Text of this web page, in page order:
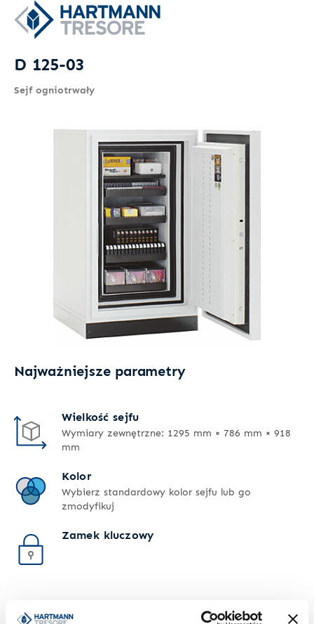
D 125-03
Sejf ogniotrwały
Najważniejsze parametry
Wielkość sejfu
Wymiary zewnętrzne: 1295 mm × 786 mm × 918
mm
Kolor
Wybierz standardowy kolor sejfu lub go
zmodyfikuj
Zamek kluczowy